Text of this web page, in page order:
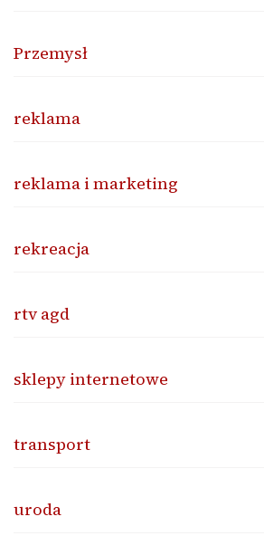
Przemysł
reklama
reklama i marketing
rekreacja
rtv agd
sklepy internetowe
transport
uroda